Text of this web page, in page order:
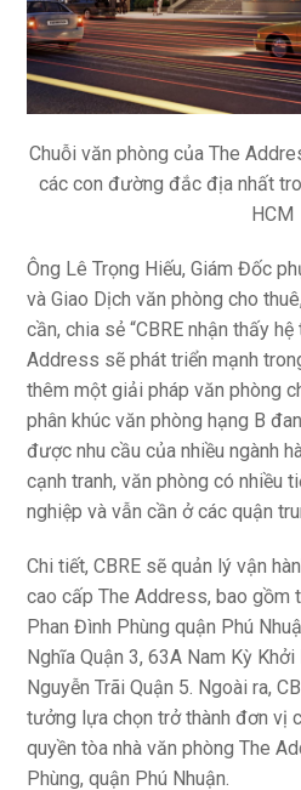
Chuỗi văn phòng của The
các con đường đắc địa nhất
HCM
Ông Lê Trọng Hiếu, Giám Đốc
và Giao Dịch văn phòng cho
cần, chia sẻ “CBRE nhận thấy
Address sẽ phát triển mạnh
thêm một giải pháp văn phòng
phân khúc văn phòng hạng B
được nhu cầu của nhiều ngành
cạnh tranh, văn phòng có nhiều
nghiệp và vẫn cần ở các quận
Chi tiết, CBRE sẽ quản lý vận
cao cấp The Address, bao gồm
Phan Đình Phùng quận Phú
Nghĩa Quận 3, 63A Nam Kỳ
Nguyễn Trãi Quận 5. Ngoài ra,
tưởng lựa chọn trở thành đơn vị
quyền tòa nhà văn phòng The
Phùng, quận Phú Nhuận.